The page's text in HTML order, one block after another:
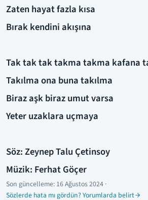
Zaten hayat fazla kısa
Bırak kendini akışına
Tak tak tak takma takma kafana
Takılma ona buna takılma
Biraz aşk biraz umut varsa
Yeter uzaklara uçmaya
Söz: Zeynep Talu Çetinsoy
Müzik: Ferhat Göçer
Son güncelleme: 16 Ağustos 2024 ·
Sözlerde hata mı gördün? Yorumlarda belirt